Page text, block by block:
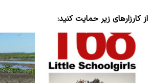
از کارزارهای زیر حمایت کنید: